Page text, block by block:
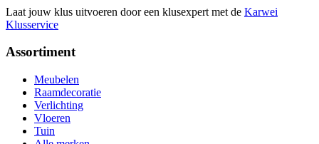
Laat jouw klus uitvoeren door een klusexpert met de Karwei
Klusservice
Assortiment
Meubelen
Raamdecoratie
Verlichting
Vloeren
Tuin